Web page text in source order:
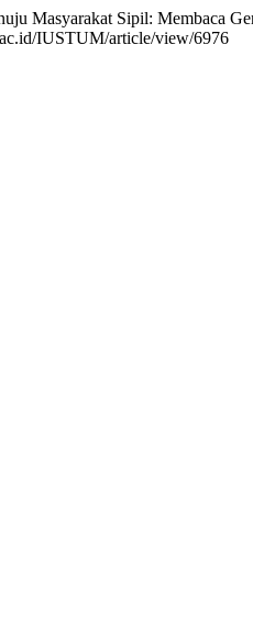
Masyarakat Sipil: Membaca
IUSTUM/article/view/6976